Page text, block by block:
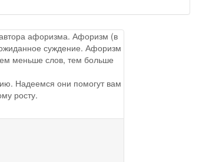
афоризма. Афоризм (в
суждение. Афоризм
меньше слов, тем больше
Надеемся они помогут вам
росту.